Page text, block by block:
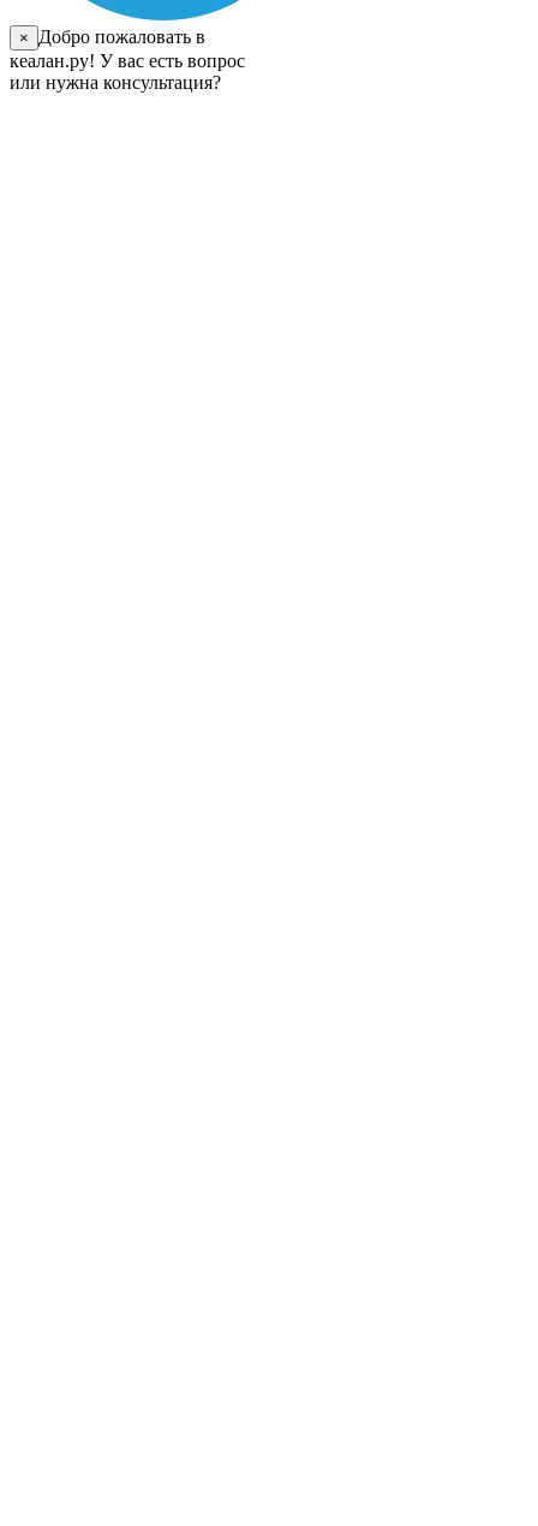
×
Добро пожаловать в
кеалан.ру! У вас есть вопрос
или нужна консультация?